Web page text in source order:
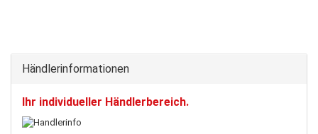
Händlerinformationen
Ihr individueller Händlerbereich.